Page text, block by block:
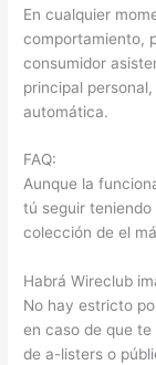
En cualquier
comportamiento,
consumidor
principal
automática.
FAQ:
Aunque la
tú seguir teniendo
colección de el
Habrá Wireclub
No hay estricto
en caso de que
de a-listers o